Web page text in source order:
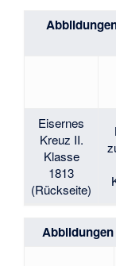
Eisernes
Kreuz II.
Klasse
1813
(Rückseite)